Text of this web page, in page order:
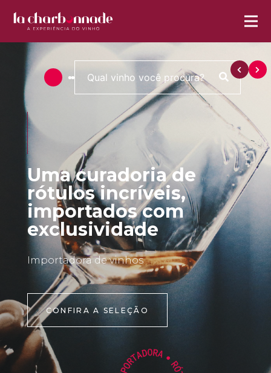
Uma curadoria de
rótulos incríveis,
importados com
exclusividade
Importadora de vinhos
CONFIRA A SELEÇÃO